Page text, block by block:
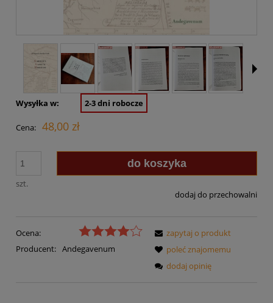
Wysyłka w: 2-3 dni robocze
Cena: 48,00 zł
szt.
do koszyka
dodaj do przechowalni
Ocena:
Producent: Andegavenum
zapytaj o produkt
poleć znajomemu
dodaj opinię